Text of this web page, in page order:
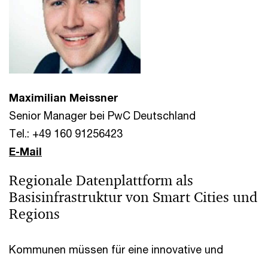
Maximilian Meissner
Senior Manager bei PwC Deutschland
Tel.: +49 160 91256423
E-Mail
Regionale Datenplattform als
Basisinfrastruktur von Smart Cities und
Regions
Kommunen müssen für eine innovative und